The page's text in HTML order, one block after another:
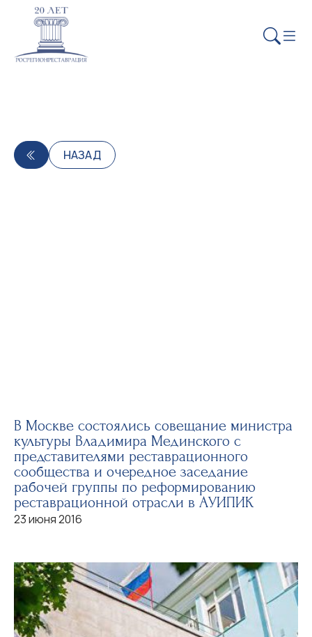
НАЗАД
В Москве состоялись совещание министра
культуры Владимира Мединского с
представителями реставрационного
сообщества и очередное заседание
рабочей группы по реформированию
реставрационной отрасли в АУИПИК
23 июня 2016